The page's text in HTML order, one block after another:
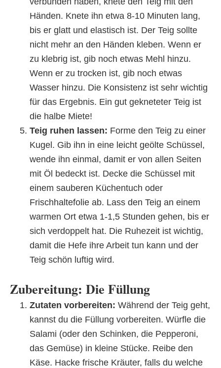
Händen. Knete ihn etwa 8-10 Minuten lang,
bis er glatt und elastisch ist. Der Teig sollte
nicht mehr an den Händen kleben. Wenn er
zu klebrig ist, gib noch etwas Mehl hinzu.
Wenn er zu trocken ist, gib noch etwas
Wasser hinzu. Die Konsistenz ist sehr wichtig
für das Ergebnis. Ein gut gekneteter Teig ist
die halbe Miete!
Teig ruhen lassen: Forme den Teig zu einer
Kugel. Gib ihn in eine leicht geölte Schüssel,
wende ihn einmal, damit er von allen Seiten
mit Öl bedeckt ist. Decke die Schüssel mit
einem sauberen Küchentuch oder
Frischhaltefolie ab. Lass den Teig an einem
warmen Ort etwa 1-1,5 Stunden gehen, bis er
sich verdoppelt hat. Die Ruhezeit ist wichtig,
damit die Hefe ihre Arbeit tun kann und der
Teig schön luftig wird.
Zubereitung: Die Füllung
Zutaten vorbereiten: Während der Teig geht,
kannst du die Füllung vorbereiten. Würfle die
Salami (oder den Schinken, die Pepperoni,
das Gemüse) in kleine Stücke. Reibe den
Käse. Hacke frische Kräuter, falls du welche